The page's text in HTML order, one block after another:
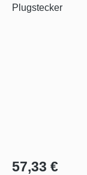
Regulärer Preis:
57,33 €